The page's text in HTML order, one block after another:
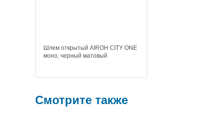
Шлем открытый AIROH CITY ONE
моно, черный матовый
Смотрите также